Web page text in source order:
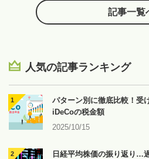
記事一覧
人気の記事ランキング
パターン別に徹底比較！受
iDeCoの税金額
2025/10/15
日経平均株価の振り返り…